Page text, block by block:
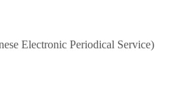
Electronic Periodical Service)